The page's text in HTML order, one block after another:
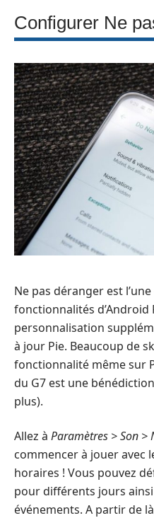
Configurer Ne
Ne pas déranger est
fonctionnalités d’Android
personnalisation
à jour Pie. Beaucoup de
fonctionnalité même sur
du G7 est une
plus).
Allez à Paramètres > Son >
commencer à jouer avec
horaires ! Vous pouvez
pour différents jours
événements. A partir de